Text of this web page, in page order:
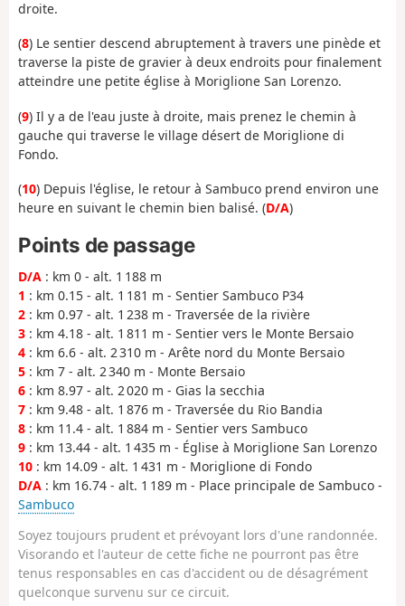
droite.
(8) Le sentier descend abruptement à travers une pinède et
traverse la piste de gravier à deux endroits pour finalement
atteindre une petite église à Moriglione San Lorenzo.
(9) Il y a de l'eau juste à droite, mais prenez le chemin à
gauche qui traverse le village désert de Moriglione di
Fondo.
(10) Depuis l'église, le retour à Sambuco prend environ une
heure en suivant le chemin bien balisé. (D/A)
Points de passage
D/A : km 0 - alt. 1 188 m
1 : km 0.15 - alt. 1 181 m - Sentier Sambuco P34
2 : km 0.97 - alt. 1 238 m - Traversée de la rivière
3 : km 4.18 - alt. 1 811 m - Sentier vers le Monte Bersaio
4 : km 6.6 - alt. 2 310 m - Arête nord du Monte Bersaio
5 : km 7 - alt. 2 340 m - Monte Bersaio
6 : km 8.97 - alt. 2 020 m - Gias la secchia
7 : km 9.48 - alt. 1 876 m - Traversée du Rio Bandia
8 : km 11.4 - alt. 1 884 m - Sentier vers Sambuco
9 : km 13.44 - alt. 1 435 m - Église à Moriglione San Lorenzo
10 : km 14.09 - alt. 1 431 m - Moriglione di Fondo
D/A : km 16.74 - alt. 1 189 m - Place principale de Sambuco -
Sambuco
Soyez toujours prudent et prévoyant lors d'une randonnée.
Visorando et l'auteur de cette fiche ne pourront pas être
tenus responsables en cas d'accident ou de désagrément
quelconque survenu sur ce circuit.